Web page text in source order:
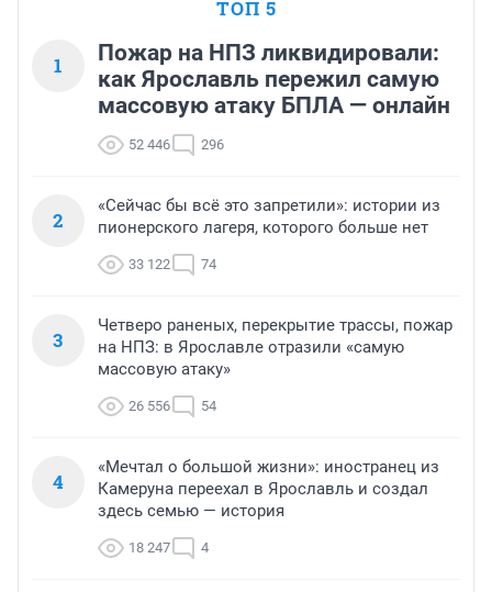
ТОП 5
1
Пожар на НПЗ ликвидировали:
как Ярославль пережил самую
массовую атаку БПЛА — онлайн
52 446 296
2
«Сейчас бы всё это запретили»: истории из
пионерского лагеря, которого больше нет
33 122 74
3
Четверо раненых, перекрытие трассы, пожар
на НПЗ: в Ярославле отразили «самую
массовую атаку»
26 556 54
4
«Мечтал о большой жизни»: иностранец из
Камеруна переехал в Ярославль и создал
здесь семью — история
18 247 4